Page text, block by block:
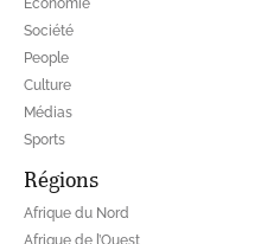
Economie
Société
People
Culture
Médias
Sports
Régions
Afrique du Nord
Afrique de l’Ouest